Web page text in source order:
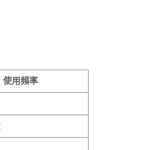
使用頻率